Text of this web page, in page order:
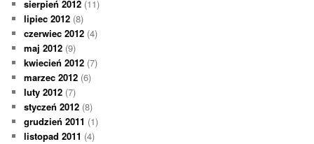
sierpień 2012 (11)
lipiec 2012 (8)
czerwiec 2012 (4)
maj 2012 (9)
kwiecień 2012 (7)
marzec 2012 (6)
luty 2012 (7)
styczeń 2012 (8)
grudzień 2011 (1)
listopad 2011 (4)